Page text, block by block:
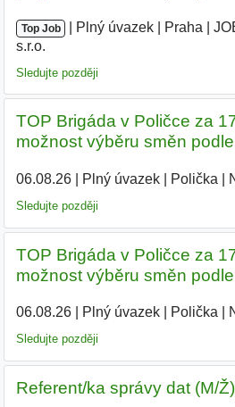
Top Job Plný úvazek Praha
s.r.o.
Sledujte později
TOP Brigáda v Poličce za
možnost výběru směn
06.08.26| Plný úvazek| Polička
Sledujte později
TOP Brigáda v Poličce za
možnost výběru směn
06.08.26| Plný úvazek| Polička
Sledujte později
Referent/ka správy dat (M/Ž)